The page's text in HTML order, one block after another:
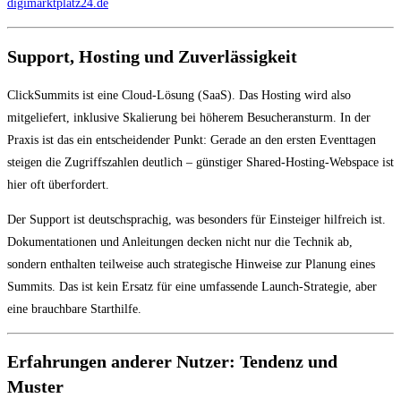
digimarktplatz24.de
Support, Hosting und Zuverlässigkeit
ClickSummits ist eine Cloud-Lösung (SaaS). Das Hosting wird also
mitgeliefert, inklusive Skalierung bei höherem Besucheransturm. In der
Praxis ist das ein entscheidender Punkt: Gerade an den ersten Eventtagen
steigen die Zugriffszahlen deutlich – günstiger Shared-Hosting-Webspace ist
hier oft überfordert.
Der Support ist deutschsprachig, was besonders für Einsteiger hilfreich ist.
Dokumentationen und Anleitungen decken nicht nur die Technik ab,
sondern enthalten teilweise auch strategische Hinweise zur Planung eines
Summits. Das ist kein Ersatz für eine umfassende Launch-Strategie, aber
eine brauchbare Starthilfe.
Erfahrungen anderer Nutzer: Tendenz und
Muster